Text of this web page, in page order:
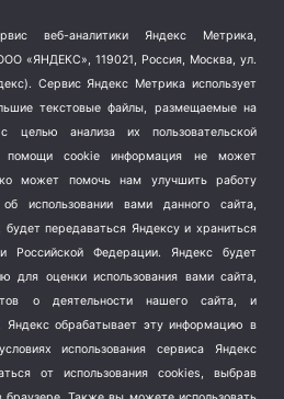
веб-аналитики Яндекс Метрика,
«ЯНДЕКС», 119021, Россия, Москва, ул.
Сервис Яндекс Метрика использует
текстовые файлы, размещаемые на
целью анализа их пользовательской
помощи cookie информация не может
может помочь нам улучшить работу
использовании вами данного сайта,
передаваться Яндексу и храниться
Федерации. Яндекс будет
для оценки использования вами сайта,
о деятельности нашего сайта, и
Яндекс обрабатывает эту информацию в
использования сервиса Яндекс
от использования cookies, выбрав